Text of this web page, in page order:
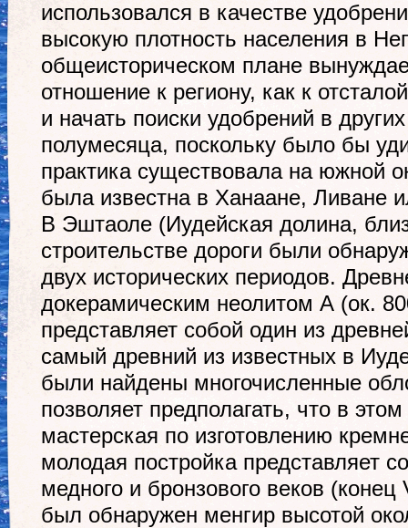
использовался в качестве
высокую плотность населения в
общеисторическом плане
отношение к региону, как к
и начать поиски удобрений в
полумесяца, поскольку было бы
практика существовала на южной
была известна в Ханаане, Ливане
В Эштаоле (Иудейская долина,
строительстве дороги были
двух исторических периодов.
докерамическим неолитом А (ок.
представляет собой один из
самый древний из известных в
были найдены многочисленные
позволяет предполагать, что в
мастерская по изготовлению
молодая постройка представляет
медного и бронзового веков
был обнаружен менгир высотой